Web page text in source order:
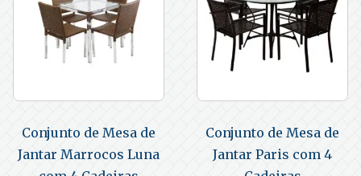
Conjunto de Mesa de
Jantar Marrocos Luna
Conjunto de Mesa de
Jantar Paris com 4